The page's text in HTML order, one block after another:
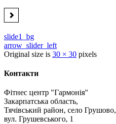
slide1_bg
arrow_slider_left
Original size is 30 × 30 pixels
Контакти
Фітнес центр "Гармонія"
Закарпатська область,
Тячівський район, село Грушово,
вул. Грушевського, 1